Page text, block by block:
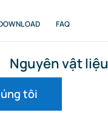
FAQ
Nguyên vật liệu
tôi